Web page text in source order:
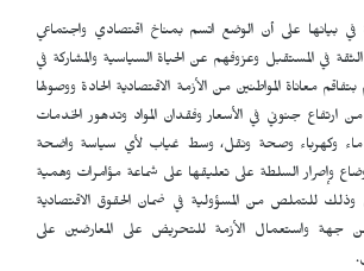
في بيانها على أن الوضع اتسم بمناخ اقتصادي واجتماعي
في المستقبل وعزوفهم عن الحياة السياسية والمشاركة في
معاناة المواطنين من الأزمة الاقتصادية الحادة ووصولها
ارتفاع جنوني في الأسعار وفقدان المواد وتدهور الخدمات
ماء وكهرباء وصحة ونقل، وسط غياب لأي سياسة واضحة
وإصرار السلطة على تعليقها على شماعة مؤامرات وهمية
وذلك للتملص من المسؤولية في ضمان الحقوق الاقتصادية
جهة واستعمال الأزمة للتحريض على المعارضين على